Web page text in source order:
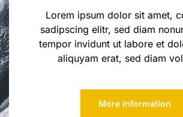
Lorem ipsum dolor sit amet,
sadipscing elitr, sed diam
tempor invidunt ut labore et
aliquyam erat, sed diam
More Information